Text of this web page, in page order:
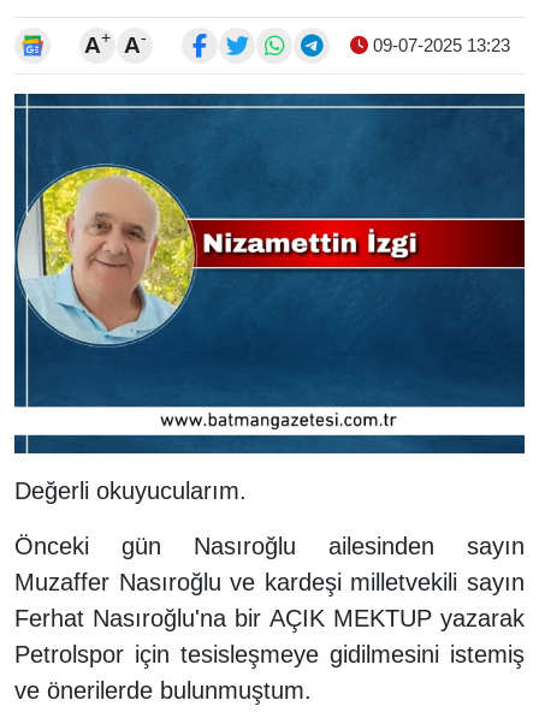
A+ A- 09-07-2025 13:23
Değerli okuyucularım.
Önceki gün Nasıroğlu ailesinden sayın
Muzaffer Nasıroğlu ve kardeşi milletvekili sayın
Ferhat Nasıroğlu'na bir AÇIK MEKTUP yazarak
Petrolspor için tesisleşmeye gidilmesini istemiş
ve önerilerde bulunmuştum.